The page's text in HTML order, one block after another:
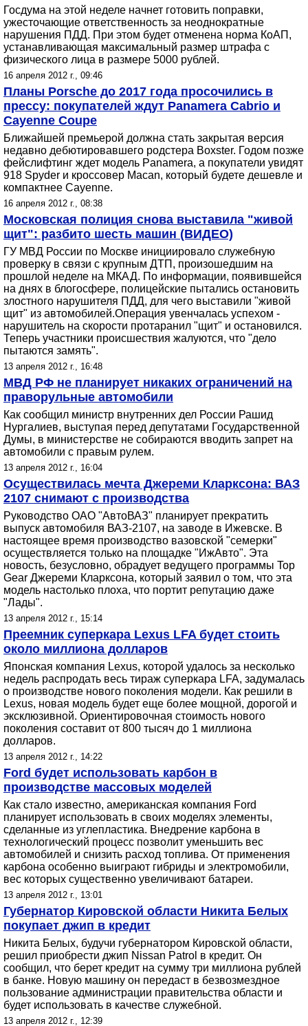
Госдума на этой неделе начнет готовить поправки,
ужесточающие ответственность за неоднократные
нарушения ПДД. При этом будет отменена норма КоАП,
устанавливающая максимальный размер штрафа с
физического лица в размере 5000 рублей.
16 апреля 2012 г., 09:46
Планы Porsche до 2017 года просочились в
прессу: покупателей ждут Panamera Cabrio и
Cayenne Coupe
Ближайшей премьерой должна стать закрытая версия
недавно дебютировавшего родстера Boxster. Годом позже
фейслифтинг ждет модель Panamera, а покупатели увидят
918 Spyder и кроссовер Macan, который будете дешевле и
компактнее Cayenne.
16 апреля 2012 г., 08:38
Московская полиция снова выставила "живой
щит": разбито шесть машин (ВИДЕО)
ГУ МВД России по Москве инициировало служебную
проверку в связи с крупным ДТП, произошедшим на
прошлой неделе на МКАД. По информации, появившейся
на днях в блогосфере, полицейские пытались остановить
злостного нарушителя ПДД, для чего выставили "живой
щит" из автомобилей.Операция увенчалась успехом -
нарушитель на скорости протаранил "щит" и остановился.
Теперь участники происшествия жалуются, что "дело
пытаются замять".
13 апреля 2012 г., 16:48
МВД РФ не планирует никаких ограничений на
праворульные автомобили
Как сообщил министр внутренних дел России Рашид
Нургалиев, выступая перед депутатами Государственной
Думы, в министерстве не собираются вводить запрет на
автомобили с правым рулем.
13 апреля 2012 г., 16:04
Осуществилась мечта Джереми Кларксона: ВАЗ
2107 снимают с производства
Руководство ОАО "АвтоВАЗ" планирует прекратить
выпуск автомобиля ВАЗ-2107, на заводе в Ижевске. В
настоящее время производство вазовской "семерки"
осуществляется только на площадке "ИжАвто". Эта
новость, безусловно, обрадует ведущего программы Top
Gear Джереми Кларксона, который заявил о том, что эта
модель настолько плоха, что портит репутацию даже
"Лады".
13 апреля 2012 г., 15:14
Преемник суперкара Lexus LFA будет стоить
около миллиона долларов
Японская компания Lexus, которой удалось за несколько
недель распродать весь тираж суперкара LFA, задумалась
о производстве нового поколения модели. Как решили в
Lexus, новая модель будет еще более мощной, дорогой и
эксклюзивной. Ориентировочная стоимость нового
поколения составит от 800 тысяч до 1 миллиона
долларов.
13 апреля 2012 г., 14:22
Ford будет использовать карбон в
производстве массовых моделей
Как стало известно, американская компания Ford
планирует использовать в своих моделях элементы,
сделанные из углепластика. Внедрение карбона в
технологический процесс позволит уменьшить вес
автомобилей и снизить расход топлива. От применения
карбона особенно выиграют гибриды и электромобили,
вес которых существенно увеличивают батареи.
13 апреля 2012 г., 13:01
Губернатор Кировской области Никита Белых
покупает джип в кредит
Никита Белых, будучи губернатором Кировской области,
решил приобрести джип Nissan Patrol в кредит. Он
сообщил, что берет кредит на сумму три миллиона рублей
в банке. Новую машину он передаст в безвозмездное
пользование администрации правительства области и
будет использовать в качестве служебной.
13 апреля 2012 г., 12:39